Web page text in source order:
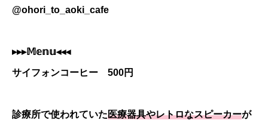
@ohori_to_aoki_cafe
▸▸▸𝕄𝕖𝕟𝕦◂◂◂
サイフォンコーヒー 500円
診療所で使われていた医療器具やレトロなスピーカーが